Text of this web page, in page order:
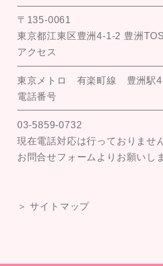
〒135-0061
東京都江東区豊洲4-1-2 豊洲
アクセス
東京メトロ 有楽町線 豊洲駅4
電話番号
03-5859-0732
現在電話対応は行っておりませ
お問合せフォームよりお願いし
＞ サイトマップ